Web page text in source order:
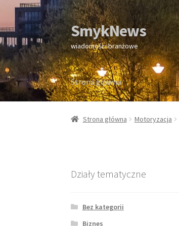
Przejdź
do
nawigacji
Przejdź
do
treści
SmykNews
wiadomości branżowe
Strona główna
Strona główna
Strona główna Motoryzacja
Działy tematyczne
Bez kategorii
Biznes